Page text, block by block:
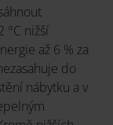
°C nižší
až 6 % za
do
nábytku a v